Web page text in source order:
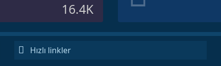
16.4K
Hızlı linkler